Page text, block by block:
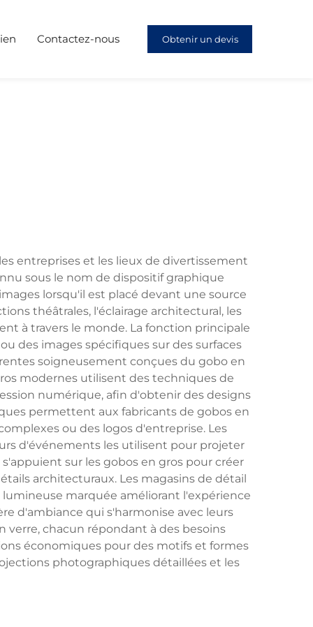
Contactez-nous Obtenir un devis
entreprises et les lieux de divertissement
sous le nom de dispositif graphique
lorsqu'il est placé devant une source
théâtrales, l'éclairage architectural, les
à travers le monde. La fonction principale
des images spécifiques sur des surfaces
soigneusement conçues du gobo en
modernes utilisent des techniques de
numérique, afin d'obtenir des designs
permettent aux fabricants de gobos en
ou des logos d'entreprise. Les
d'événements les utilisent pour projeter
sur les gobos en gros pour créer
architecturaux. Les magasins de détail
marquée améliorant l'expérience
d'ambiance qui s'harmonise avec leurs
verre, chacun répondant à des besoins
économiques pour des motifs et formes
photographiques détaillées et les